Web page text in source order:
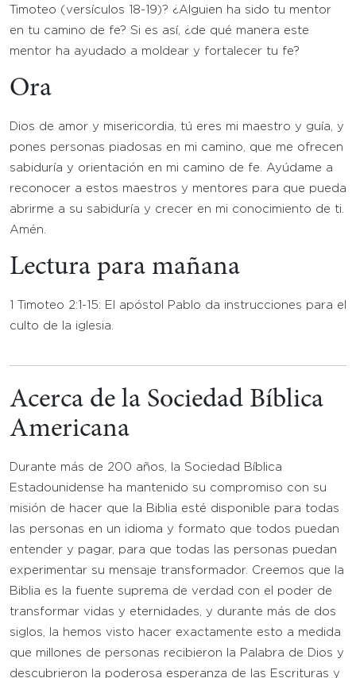
Timoteo (versículos 18-19)? ¿Alguien ha sido tu mentor
en tu camino de fe? Si es así, ¿de qué manera este
mentor ha ayudado a moldear y fortalecer tu fe?
Ora
Dios de amor y misericordia, tú eres mi maestro y guía, y
pones personas piadosas en mi camino, que me ofrecen
sabiduría y orientación en mi camino de fe. Ayúdame a
reconocer a estos maestros y mentores para que pueda
abrirme a su sabiduría y crecer en mi conocimiento de ti.
Amén.
Lectura para mañana
1 Timoteo 2:1-15: El apóstol Pablo da instrucciones para el
culto de la iglesia.
Acerca de la Sociedad Bíblica
Americana
Durante más de 200 años, la Sociedad Bíblica
Estadounidense ha mantenido su compromiso con su
misión de hacer que la Biblia esté disponible para todas
las personas en un idioma y formato que todos puedan
entender y pagar, para que todas las personas puedan
experimentar su mensaje transformador. Creemos que la
Biblia es la fuente suprema de verdad con el poder de
transformar vidas y eternidades, y durante más de dos
siglos, la hemos visto hacer exactamente esto a medida
que millones de personas recibieron la Palabra de Dios y
descubrieron la poderosa esperanza de las Escrituras y